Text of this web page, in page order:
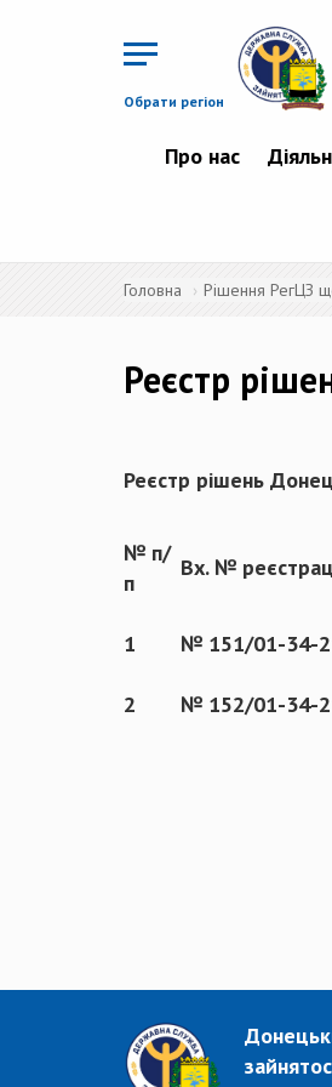
Обрати регіон
Про нас
Головна Рішення РегЦЗ
Реєстр
Реєстр рішень
№ п/
п
Вх. №
1 № 151/01-34-
2 № 152/01-34-